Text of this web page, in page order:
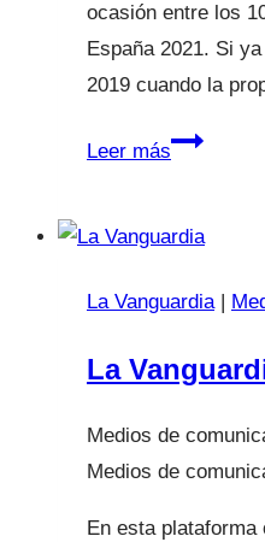
ocasión entre los
España 2021. Si
2019 cuando la
Leer másLista
los
La Vanguardia|
La
En esta